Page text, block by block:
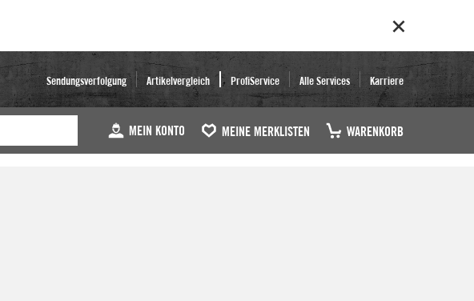
Sendungsverfolgung Artikelvergleich ProfiService Alle Services Karriere
MEIN KONTO MEINE MERKLISTEN WARENKORB